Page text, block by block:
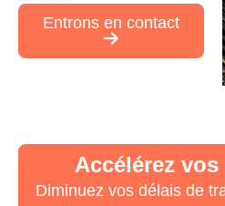
Entrons en contact
Accélérez
Diminuez vos délais de